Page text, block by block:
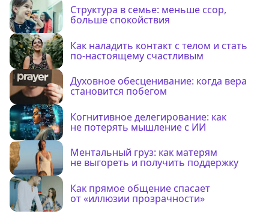
Структура в семье: меньше ссор,
больше спокойствия
Как наладить контакт с телом и стать
по-настоящему счастливым
Духовное обесценивание: когда вера
становится побегом
Когнитивное делегирование: как
не потерять мышление с ИИ
Ментальный груз: как матерям
не выгореть и получить поддержку
Как прямое общение спасает
от «иллюзии прозрачности»